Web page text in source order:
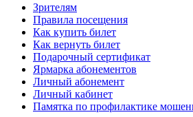
Зрителям
Правила посещения
Как купить билет
Как вернуть билет
Подарочный сертификат
Ярмарка абонементов
Личный абонемент
Личный кабинет
Памятка по профилактике